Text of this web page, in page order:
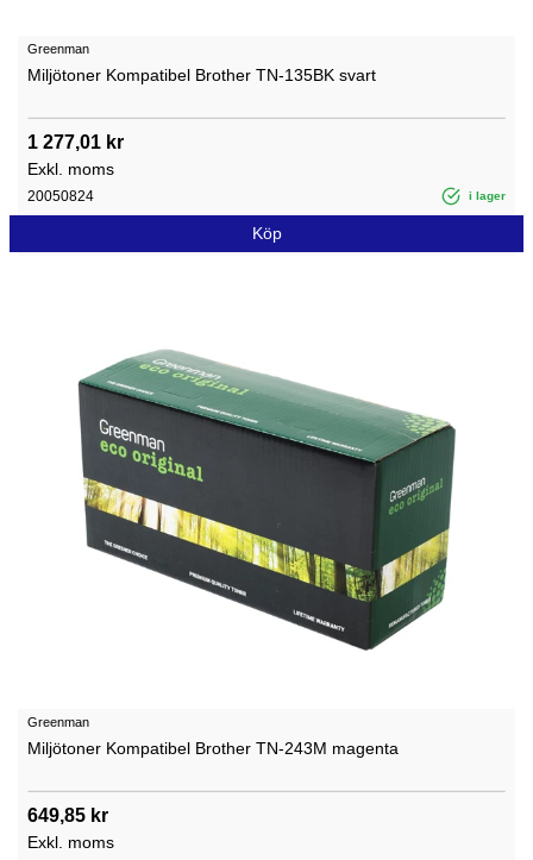
Greenman
Miljötoner Kompatibel Brother TN-135BK svart
1 277,01 kr
Exkl. moms
20050824 i lager
Köp
Greenman
Miljötoner Kompatibel Brother TN-243M magenta
649,85 kr
Exkl. moms